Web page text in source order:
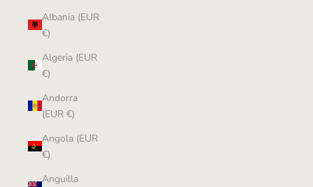
Albania (EUR
€)
Algeria (EUR
€)
Andorra
(EUR €)
Angola (EUR
€)
Anguilla